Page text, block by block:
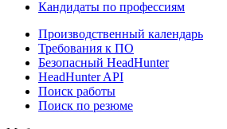
Кандидаты по профессиям
Производственный календарь
Требования к ПО
Безопасный HeadHunter
HeadHunter API
Поиск работы
Поиск по резюме